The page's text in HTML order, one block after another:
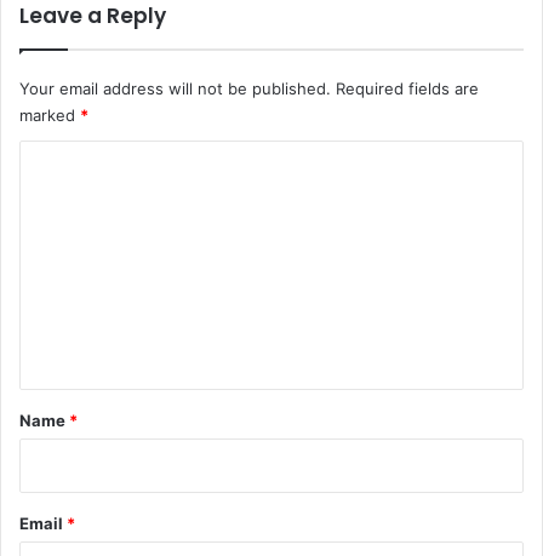
Leave a Reply
Your email address will not be published. Required fields are
marked *
*
Name *
Email *